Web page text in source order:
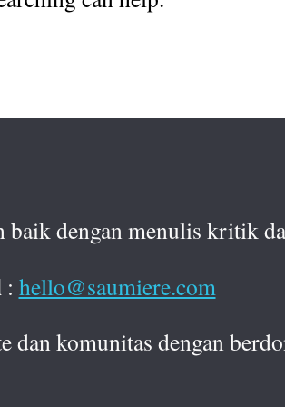
dengan menulis kritik
: hello@saumiere.com
dan komunitas dengan